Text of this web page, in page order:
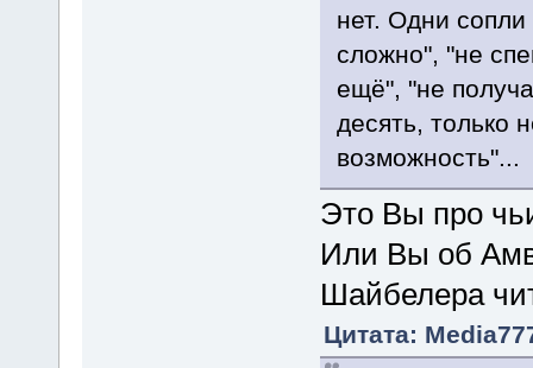
нет. Одни сопли
сложно", "не
ещё", "не
десять, только
возможность"...
Это Вы про
Или Вы об
Шайбелера
Цитата: